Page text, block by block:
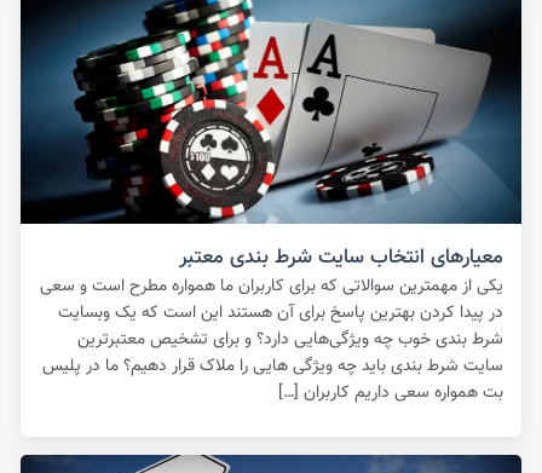
معیارهای انتخاب سایت شرط بندی معتبر
یکی از مهمترین سوالاتی که برای کاربران ما همواره مطرح است و سعی
در پیدا کردن بهترین پاسخ برای آن هستند این است که یک وبسایت
شرط بندی خوب چه ویژگی‌هایی دارد؟ و برای تشخیص معتبرترین
سایت شرط بندی باید چه ویژگی هایی را ملاک قرار دهیم؟ ما در پلیس
بت همواره سعی داریم کاربران […]